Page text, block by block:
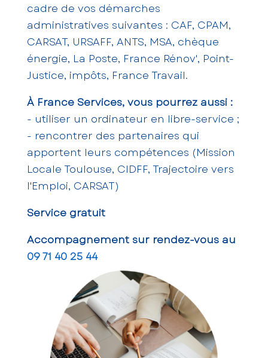
cadre de vos démarches
administratives suivantes : CAF, CPAM,
CARSAT, URSAFF, ANTS, MSA, chèque
énergie, La Poste, France Rénov', Point-
Justice, impôts, France Travail.
À France Services, vous pourrez aussi :
- utiliser un ordinateur en libre-service ;
- rencontrer des partenaires qui
apportent leurs compétences (Mission
Locale Toulouse, CIDFF, Trajectoire vers
l'Emploi, CARSAT)
Service gratuit
Accompagnement sur rendez-vous au
09 71 40 25 44